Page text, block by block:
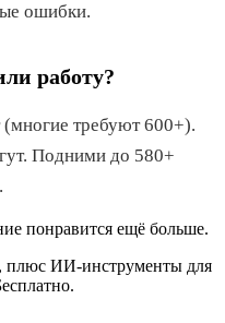
ошибки.
работу?
требуют 600+).
Подними до 580+
понравится ещё больше.
плюс ИИ-инструменты для